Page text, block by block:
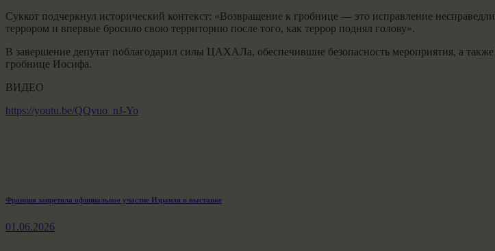
Суккот подчеркнул исторический контекст: «Возвращение к гробнице — это исправление
террором и впервые бросило свою территорию после того, как террор поднял голову».
В завершение депутат поблагодарил силы ЦАХАЛа, обеспечившие безопасность мероприятия, а
гробнице Иосифа.
ВИДЕО
https://youtu.be/QQvuo_nJ-Yo
Навигация
по
Previous
Франция запретила официальное участие Израиля в выставке
01.06.2026